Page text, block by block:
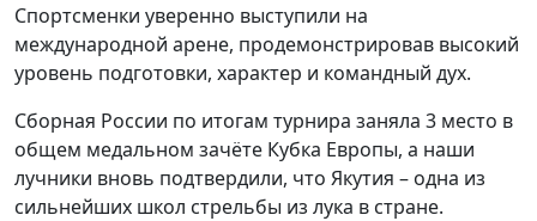
Спортсменки уверенно выступили на
международной арене, продемонстрировав высокий
уровень подготовки, характер и командный дух.
Сборная России по итогам турнира заняла 3 место в
общем медальном зачёте Кубка Европы, а наши
лучники вновь подтвердили, что Якутия – одна из
сильнейших школ стрельбы из лука в стране.